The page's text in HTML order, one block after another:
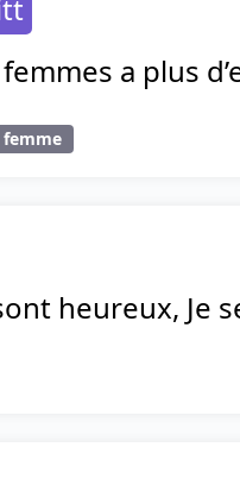
a plus
femme
heureux, Je